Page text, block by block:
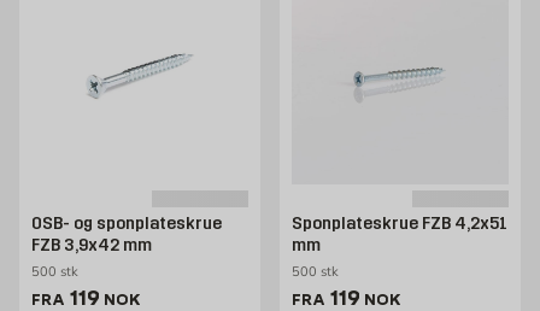
OSB- og sponplateskrue
FZB 3,9x42 mm
500 stk
FRA Pris 119 NOK /stk
119 NOK
Sponplateskrue FZB 4,2x51
mm
500 stk
FRA Pris 119 NOK /stk
119 NOK